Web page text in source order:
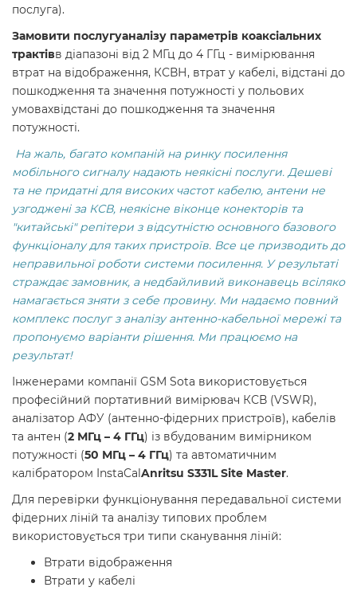
послуга).
Замовити послугуаналізу параметрів коаксіальних
трактівв діапазоні від 2 МГц до 4 ГГц - вимірювання
втрат на відображення, КСВН, втрат у кабелі, відстані до
пошкодження та значення потужності у польових
умовахвідстані до пошкодження та значення
потужності.
На жаль, багато компаній на ринку посилення
мобільного сигналу надають неякісні послуги. Дешеві
та не придатні для високих частот кабелю, антени не
узгоджені за КСВ, неякісне віконце конекторів та
"китайські" репітери з відсутністю основного базового
функціоналу для таких пристроїв. Все це призводить до
неправильної роботи системи посилення. У результаті
страждає замовник, а недбайливий виконавець всіляко
намагається зняти з себе провину. Ми надаємо повний
комплекс послуг з аналізу антенно-кабельної мережі та
пропонуємо варіанти рішення. Ми працюємо на
результат!
Інженерами компанії GSM Sota використовується
професійний портативний вимірювач КСВ (VSWR),
аналізатор АФУ (антенно-фідерних пристроїв), кабелів
та антен (2 МГц – 4 ГГц) із вбудованим вимірником
потужності (50 МГц – 4 ГГц) та автоматичним
калібратором InstaCal Anritsu S331L Site Master.
Для перевірки функціонування передавальної системи
фідерних ліній та аналізу типових проблем
використовується три типи сканування ліній:
Втрати відображення
Втрати у кабелі